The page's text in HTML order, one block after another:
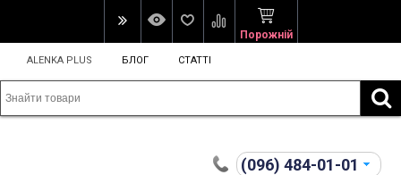
Порожній
ALENKA PLUS БЛОГ СТАТТІ
(096) 484-01-01